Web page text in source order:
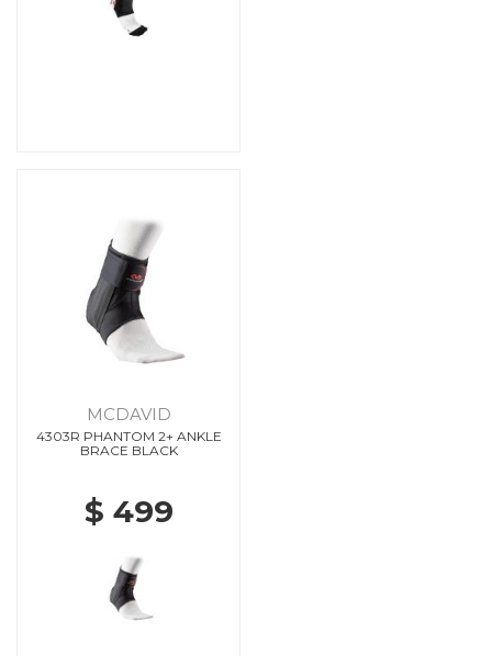
MCDAVID
4303R PHANTOM 2+ ANKLE
BRACE BLACK
$ 499